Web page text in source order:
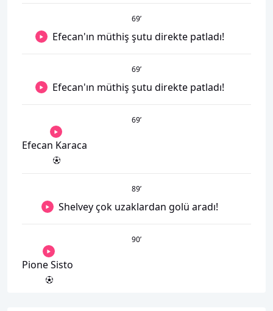
69’
Efecan'ın müthiş şutu direkte patladı!
69’
Efecan'ın müthiş şutu direkte patladı!
69’
Efecan Karaca
89’
Shelvey çok uzaklardan golü aradı!
90’
Pione Sisto